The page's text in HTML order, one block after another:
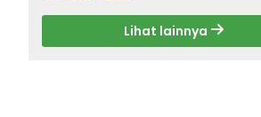
2026 di Surabaya
Lihat lainnya